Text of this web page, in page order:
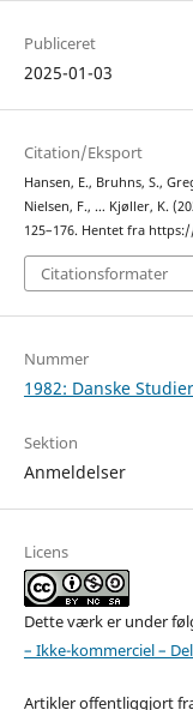
Publiceret
2025-01-03
Citation/Eksport
Hansen, E., Bruhns, S.,
Nielsen, F., … Kjøller, K.
125–176. Hentet fra
Citationsformater
Nummer
1982: Danske Studier
Sektion
Anmeldelser
Licens
Dette værk er under
– Ikke-kommerciel –
Artikler offentliggjort